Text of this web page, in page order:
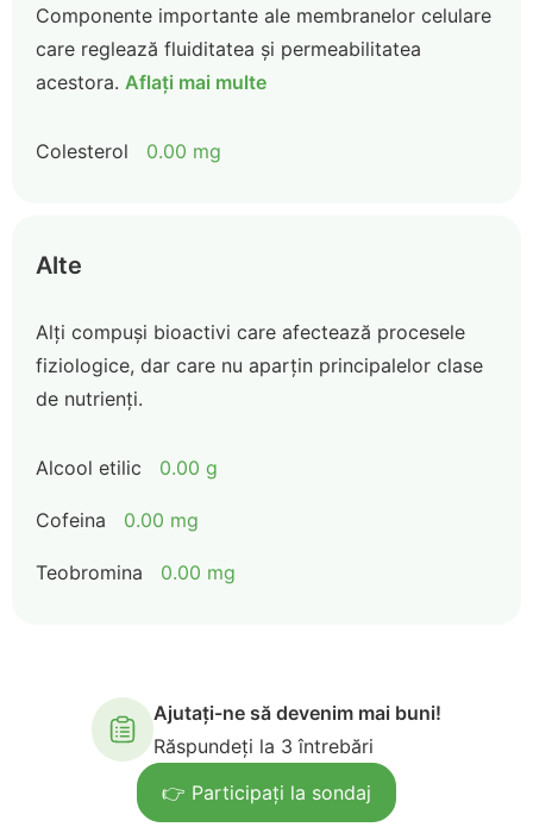
Componente importante ale membranelor celulare
care reglează fluiditatea și permeabilitatea
acestora. Aflați mai multe
Colesterol 0.00 mg
Alte
Alți compuși bioactivi care afectează procesele
fiziologice, dar care nu aparțin principalelor clase
de nutrienți.
Alcool etilic 0.00 g
Cofeina 0.00 mg
Teobromina 0.00 mg
Ajutați-ne să devenim mai buni!
Răspundeți la 3 întrebări
👉 Participați la sondaj